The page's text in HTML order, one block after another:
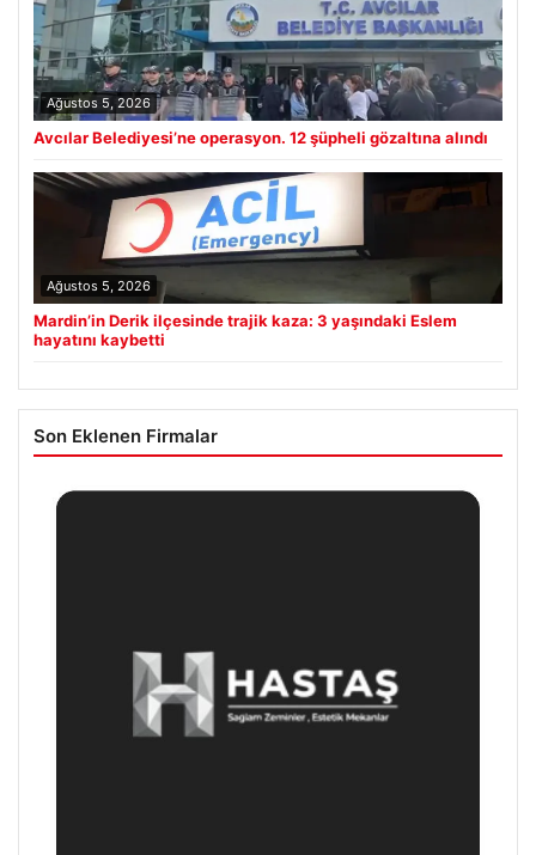
Ağustos 5, 2026
Avcılar Belediyesi’ne operasyon. 12 şüpheli gözaltına alındı
Ağustos 5, 2026
Mardin’in Derik ilçesinde trajik kaza: 3 yaşındaki Eslem
hayatını kaybetti
Son Eklenen Firmalar